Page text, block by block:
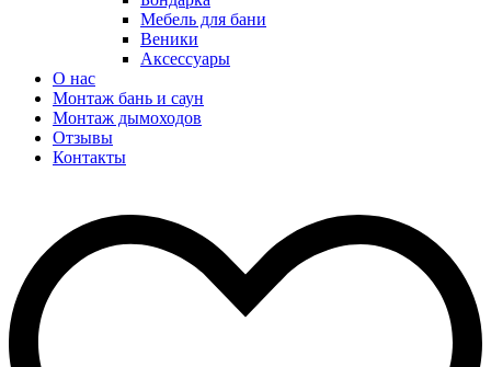
Мебель для бани
Веники
Аксессуары
О нас
Монтаж бань и саун
Монтаж дымоходов
Отзывы
Контакты